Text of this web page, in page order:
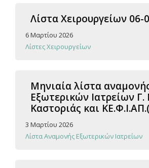
Λίστα Χειρουργείων 06-
6 Μαρτίου 2026
Λίστες Χειρουργείων
Μηνιαία λίστα
Εξωτερικών Ιατρείων Γ.
Καστοριάς και
3 Μαρτίου 2026
Λίστα Αναμονής Εξωτερικών Ιατρείων